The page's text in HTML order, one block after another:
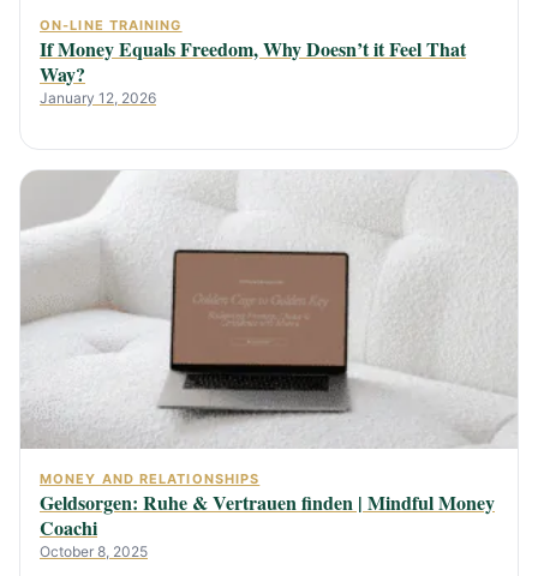
ON-LINE TRAINING
If Money Equals Freedom, Why Doesn’t it Feel That
Way?
January 12, 2026
MONEY AND RELATIONSHIPS
Geldsorgen: Ruhe & Vertrauen finden | Mindful Money
Coachi
October 8, 2025